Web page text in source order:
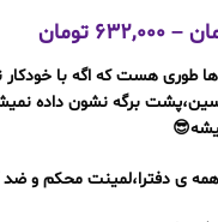
– ۶۳۲,۰۰۰ تومان
طوری هست که اگه با خودکار
برگه نشون داده
ی دفترا،لمینت محکم و